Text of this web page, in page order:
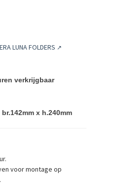
LUNA FOLDERS ↗
verkrijgbaar
x h.240mm
voor montage op
.